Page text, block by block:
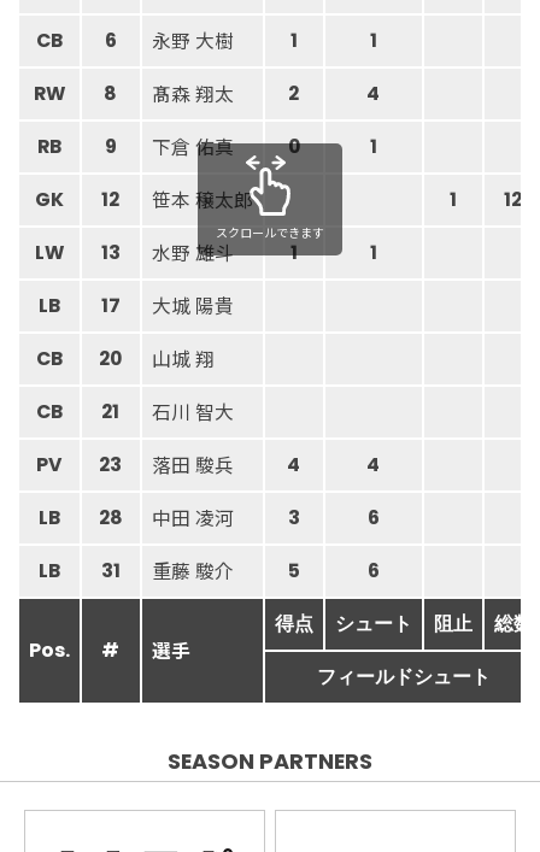
CB 6 永野 大樹 1 1
RW 8 髙森 翔太 2 4
RB 9 下倉 佑真 0 1
GK 12 笹本 穣太郎 1 12
LW 13 水野 雄斗 1 1
LB 17 大城 陽貴
CB 20 山城 翔
CB 21 石川 智大
PV 23 落田 駿兵 4 4
LB 28 中田 凌河 3 6
LB 31 重藤 駿介 5 6
Pos. # 選手
得点 シュート 阻止 総数
フィールドシュート
スクロールできます
SEASON PARTNERS